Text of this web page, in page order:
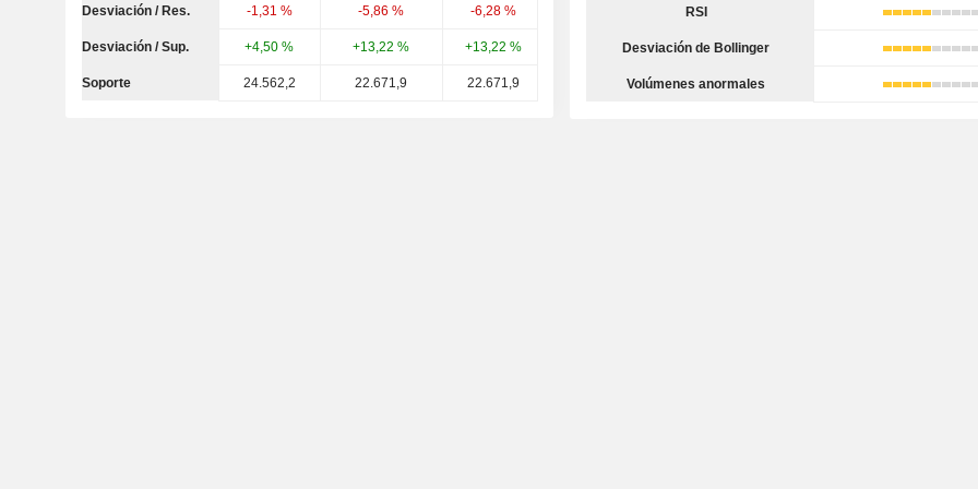
Desviación / Res. -1,31 % -5,86 % -6,28 %
Desviación / Sup. +4,50 % +13,22 % +13,22 %
Soporte 24.562,2 22.671,9 22.671,9
RSI
Desviación de Bollinger
Volúmenes anormales